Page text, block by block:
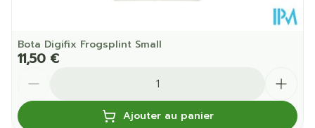
Bota Digifix Frogsplint Small
11,50 €
Ajouter au panier